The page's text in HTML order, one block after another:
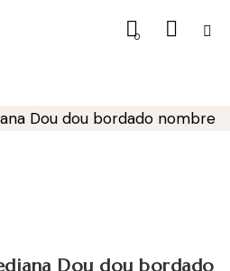
0
Dou dou bordado